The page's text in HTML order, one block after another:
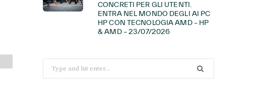
CONCRETI PER GLI UTENTI.
ENTRA NEL MONDO DEGLI AI PC
HP CON TECNOLOGIA AMD – HP
& AMD – 23/07/2026
for: